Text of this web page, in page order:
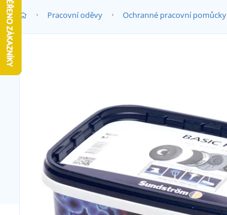
Pracovní oděvy Ochranné pracovní pomůcky